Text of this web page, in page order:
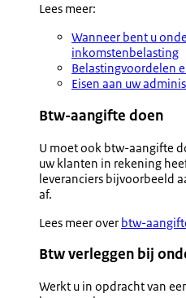
Lees meer:
Wanneer bent u
inkomstenbelasting
Belastingvoordelen
Eisen aan uw
Btw-aangifte doen
U moet ook btw-aangifte
uw klanten in rekening
leveranciers bijvoorbeeld
af.
Lees meer over btw-
Btw verleggen bij
Werkt u in opdracht van